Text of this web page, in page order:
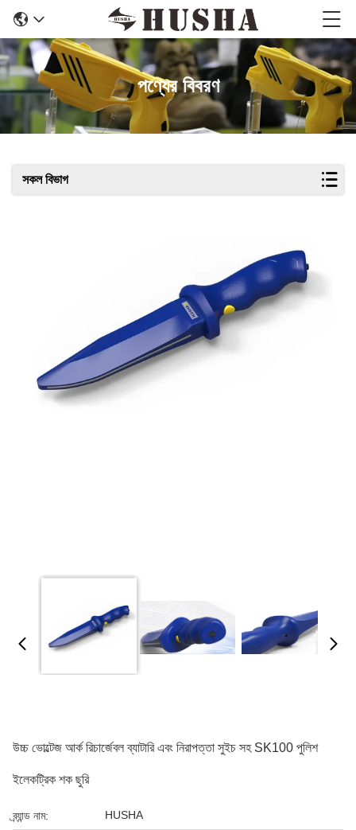
পণ্যের বিবরণ
সকল বিভাগ
উচ্চ ভোল্টেজ আর্ক রিচার্জেবল ব্যাটারি এবং নিরাপত্তা সুইচ সহ SK100 পুলিশ
ইলেকট্রিক শক ছুরি
ব্র্যান্ড নাম: HUSHA